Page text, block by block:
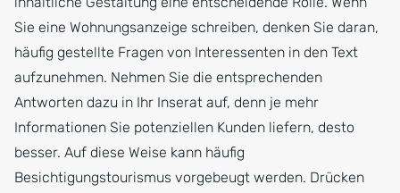
Sie eine Wohnungsanzeige schreiben, denken Sie daran,
häufig gestellte Fragen von Interessenten in den Text
aufzunehmen. Nehmen Sie die entsprechenden
Antworten dazu in Ihr Inserat auf, denn je mehr
Informationen Sie potenziellen Kunden liefern, desto
besser. Auf diese Weise kann häufig
Besichtigungstourismus vorgebeugt werden. Drücken